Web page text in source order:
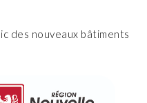
des nouveaux bâtiments